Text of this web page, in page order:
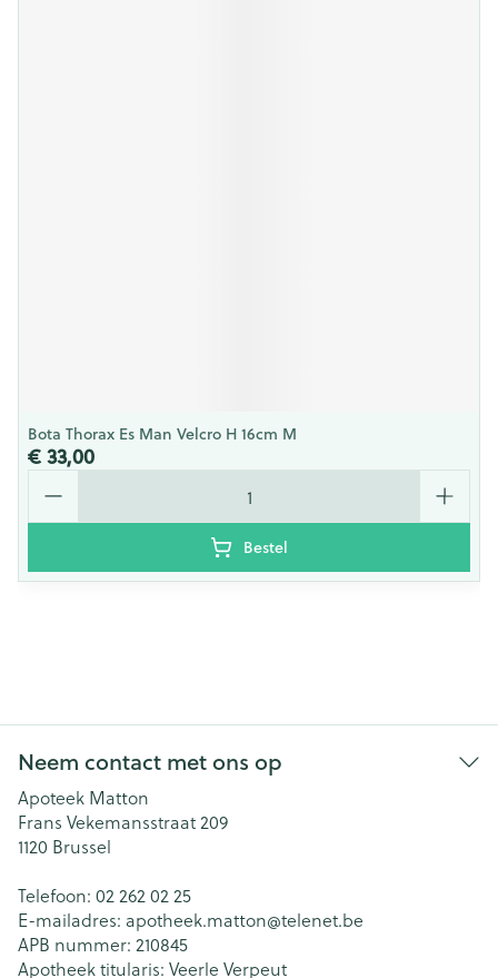
Bota Thorax Es Man Velcro H 16cm M
€ 33,00
Aantal
Bestel
Neem contact met ons op
Apoteek Matton
Frans Vekemansstraat 209
1120 Brussel
Telefoon: 02 262 02 25
E-mailadres: apotheek.matton@telenet.be
APB nummer: 210845
Apotheek titularis: Veerle Verpeut